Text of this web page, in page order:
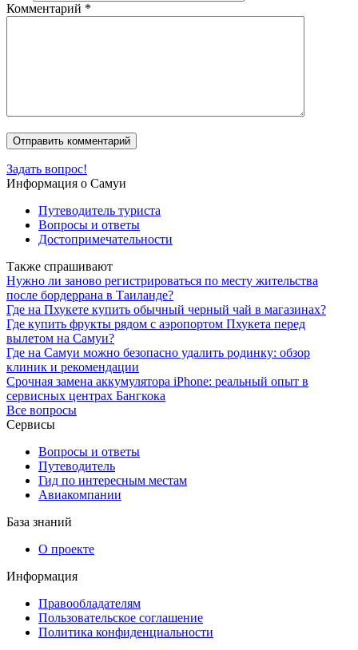
Комментарий *
Задать вопрос!
Информация о Самуи
Путеводитель туриста
Вопросы и ответы
Достопримечательности
Также спрашивают
Нужно ли заново регистрироваться по месту жительства
после бордеррана в Таиланде?
Где на Пхукете купить обычный черный чай в магазинах?
Где купить фрукты рядом с аэропортом Пхукета перед
вылетом на Самуи?
Где на Самуи можно безопасно удалить родинку: обзор
клиник и рекомендации
Срочная замена аккумулятора iPhone: реальный опыт в
сервисных центрах Бангкока
Все вопросы
Сервисы
Вопросы и ответы
Путеводитель
Гид по интересным местам
Авиакомпании
База знаний
О проекте
Информация
Правообладателям
Пользовательское соглашение
Политика конфиденциальности